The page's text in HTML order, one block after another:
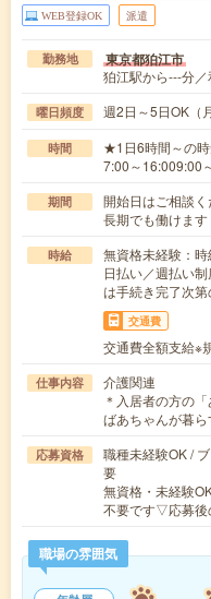
WEB登録OK 派遣
勤務地 東京都狛江市
狛江駅から---分
曜日頻度 週2日～5日OK
時間
★1日6時間～の
7:00～16:009:00
期間
開始日はご相談
長期でも働けます
時給
無資格未経験：
日払い／週払い
は手続き完了次第
交通費
交通費全額支給※
仕事内容
介護関連
＊入居者の方の
ばあちゃんが暮
応募資格
職種未経験OK /
要
無資格・未経験
不要です▽応募
職場の雰囲気